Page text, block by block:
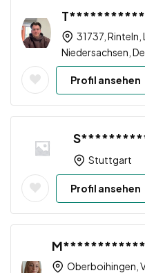
31737, Rinteln,
Niedersachsen,
Profil ansehen
Stuttgart
Profil ansehen
Oberboihingen,